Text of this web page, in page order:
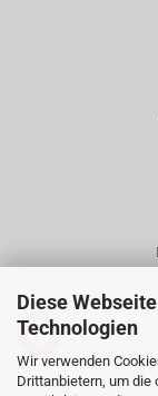
Diese
Technologien
Wir verwenden
Drittanbietern, um